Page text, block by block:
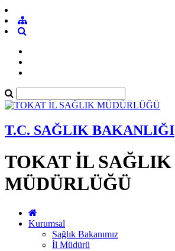
T.C. SAĞLIK BAKANLIĞI
TOKAT İL SAĞLIK
MÜDÜRLÜĞÜ
Kurumsal
Sağlık Bakanımız
İl Müdürü